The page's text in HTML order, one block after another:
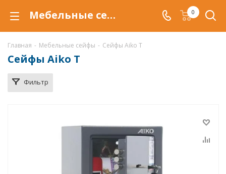
Мебельные сейфы Aiko T в Самаре, купить сейфы Aiko T по низкой цене, доставка сейфов Aiko T 0
Главная - Мебельные сейфы - Сейфы Aiko T
Сейфы Aiko T
Фильтр